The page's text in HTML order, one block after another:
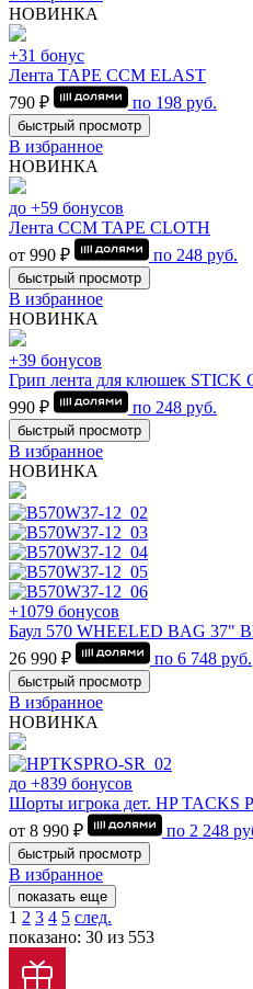
НОВИНКА
+31 бонус
Лента TAPE CCM ELAST
790 ₽
по 198 руб.
быстрый просмотр
В избранное
НОВИНКА
до +59 бонусов
Лента CCM TAPE CLOTH
от 990 ₽
по 248 руб.
быстрый просмотр
В избранное
НОВИНКА
+39 бонусов
Грип лента для клюшек STICK
990 ₽
по 248 руб.
быстрый просмотр
В избранное
НОВИНКА
+1079 бонусов
Баул 570 WHEELED BAG 37"
26 990 ₽
по 6 748 руб.
быстрый просмотр
В избранное
НОВИНКА
до +839 бонусов
Шорты игрока дет. HP TACKS
от 8 990 ₽
по 2 248
быстрый просмотр
В избранное
показать еще
1 2 3 4 5 след.
показано: 30 из 553